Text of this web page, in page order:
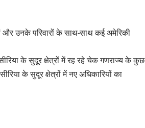
और उनके परिवारों के साथ-साथ कई अमेरिकी
के सुदूर क्षेत्रों में रह रहे चेक गणराज्य के कुछ
के सुदूर क्षेत्रों में नए अधिकारियों का